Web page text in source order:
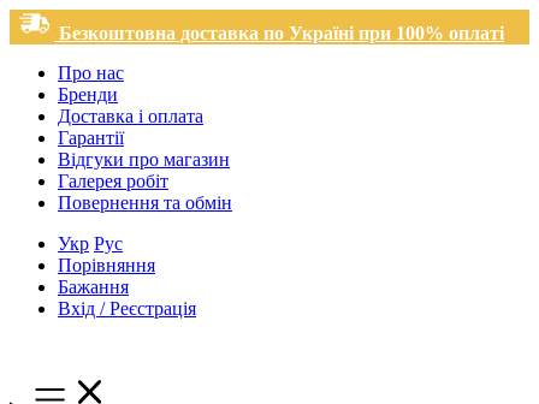
Безкоштовна доставка по Україні при 100% оплаті
Про нас
Бренди
Доставка і оплата
Гарантії
Відгуки про магазин
Галерея робіт
Повернення та обмін
Укр Рус
Порівняння
Бажання
Вхід / Реєстрація